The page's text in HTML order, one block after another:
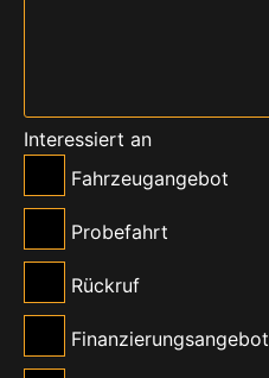
Interessiert an
Fahrzeugangebot
Probefahrt
Rückruf
Finanzierungsangebot